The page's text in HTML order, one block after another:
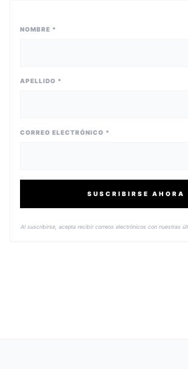
NOMBRE *
APELLIDO *
CORREO ELECTRÓNICO *
SUSCRIBIRSE AHORA
Al suscribirse, acepta recibir correos electrónicos con nuestras